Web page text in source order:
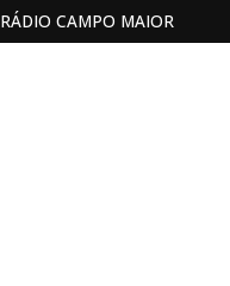
RÁDIO CAMPO MAIOR